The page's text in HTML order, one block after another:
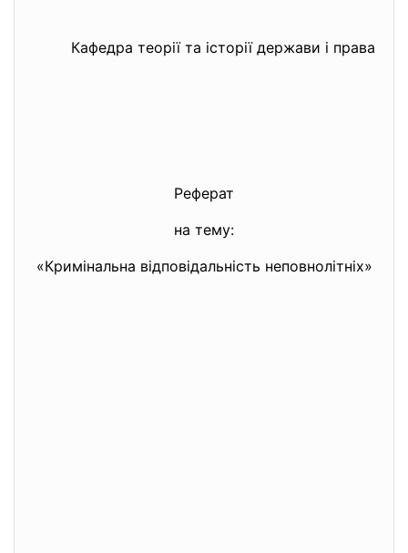
Кафедра теорії та історії держави і права
Реферат
на тему:
«Кримінальна відповідальність неповнолітніх»